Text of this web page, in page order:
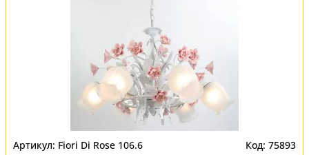
Fiori Di Rose 106.6 75893